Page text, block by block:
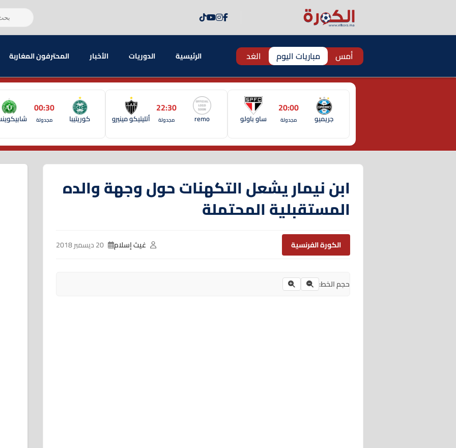
أمس مباريات اليوم الغد الرئيسية الدوريات الأخبار المحترفون المغاربة
جريميو
20:00
مجدولة ساو باولو remo
22:30
مجدولة أتليتيكو مينيرو كوريتيبا
00:30
مجدولة
ابن نيمار يشعل التكهنات حول وجهة والده
المستقبلية المحتملة
الكورة الفرنسية غيث إسلام
حجم الخط: